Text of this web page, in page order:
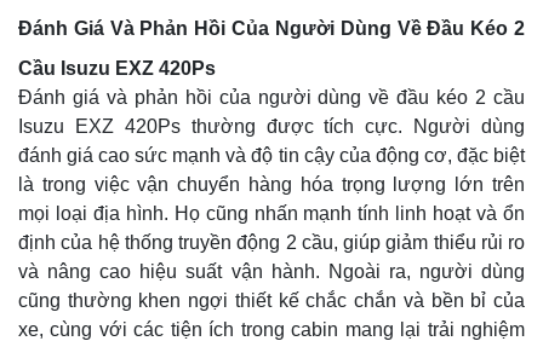
Đánh Giá Và Phản Hồi Của Người Dùng Về Đầu Kéo 2
Cầu Isuzu EXZ 420Ps
Đánh giá và phản hồi của người dùng về đầu kéo 2 cầu
Isuzu EXZ 420Ps thường được tích cực. Người dùng
đánh giá cao sức mạnh và độ tin cậy của động cơ, đặc biệt
là trong việc vận chuyển hàng hóa trọng lượng lớn trên
mọi loại địa hình. Họ cũng nhấn mạnh tính linh hoạt và ổn
định của hệ thống truyền động 2 cầu, giúp giảm thiểu rủi ro
và nâng cao hiệu suất vận hành. Ngoài ra, người dùng
cũng thường khen ngợi thiết kế chắc chắn và bền bỉ của
xe, cùng với các tiện ích trong cabin mang lại trải nghiệm